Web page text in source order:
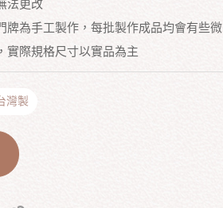
法更改
牌為手工製作，每批製作成品均會有些微
實際規格尺寸以實品為主
灣製